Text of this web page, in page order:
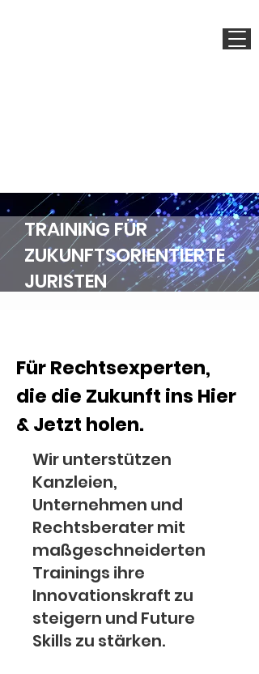
TRAINING FÜR
ZUKUNFTSORIENTIERTE
JURISTEN
Für Rechtsexperten,
die die Zukunft ins Hier
& Jetzt holen.
Wir unterstützen
Kanzleien,
Unternehmen und
Rechtsberater mit
maßgeschneiderten
Trainings ihre
Innovationskraft zu
steigern und Future
Skills zu stärken.